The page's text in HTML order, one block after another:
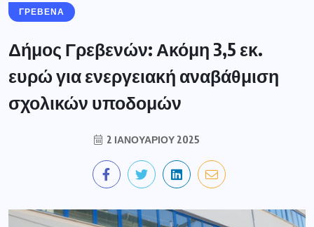
ΓΡΕΒΕΝΑ
Δήμος Γρεβενών: Ακόμη 3,5 εκ.
ευρώ για ενεργειακή αναβάθμιση
σχολικών υποδομών
2 ΙΑΝΟΥΑΡΊΟΥ 2025